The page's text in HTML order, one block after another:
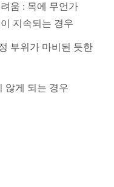
움 : 목에 무언가
지속되는 경우
부위가 마비된 듯한
않게 되는 경우